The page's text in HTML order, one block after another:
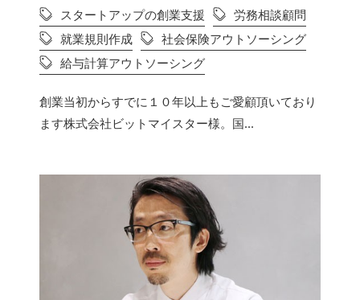
スタートアップの創業支援
労務相談顧問
就業規則作成
社会保険アウトソーシング
給与計算アウトソーシング
創業当初からすでに１０年以上もご愛顧頂いており
ます株式会社ビットマイスター様。国...